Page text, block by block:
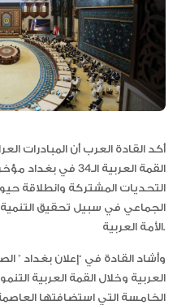
أكد القادة العرب أن المبادرات
القمة العربية الـ34
التحديات المشتركة وانطلاقة
الجماعي في سبيل تحقيق التنمية
الأمة العربية.
وأشاد القادة في “إعلان بغداد ”
العربية وخلال القمة العربية
الخامسة التي استضافتها